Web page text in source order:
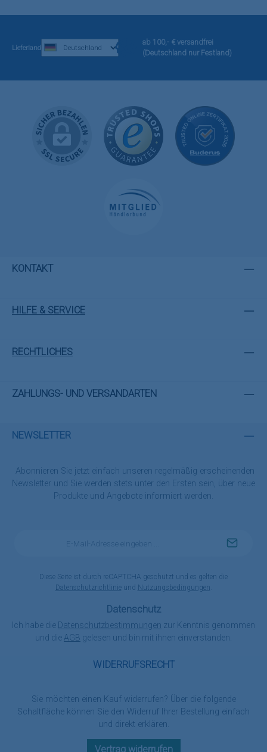
Lieferland
ab 100,- € versandfrei
(Deutschland nur Festland)
KONTAKT
HILFE & SERVICE
RECHTLICHES
ZAHLUNGS- UND VERSANDARTEN
WIDERRUFSRECHT
Sie möchten einen Kauf widerrufen? Über die folgende
Schaltfläche können Sie den Widerruf Ihrer Bestellung einfach
und direkt erklären.
Vertrag widerrufen
NEWSLETTER
Abonnieren Sie jetzt einfach unseren regelmäßig erscheinenden
Newsletter und Sie werden stets unter den Ersten sein, über neue
Produkte und Angebote informiert werden.
Diese Seite ist durch reCAPTCHA geschützt und es gelten die
Datenschutzrichtlinieund Nutzungsbedingungen
Datenschutz
Ich habe die Datenschutzbestimmungen zur Kenntnis genommen
und die AGB gelesen und bin mit ihnen einverstanden.